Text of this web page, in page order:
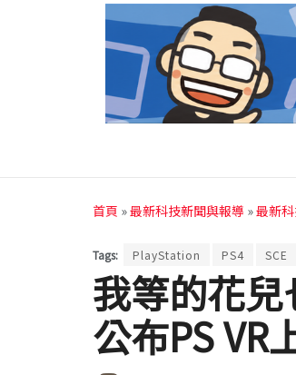
首頁 »最新科技新聞與報導 »最新
Tags: PlayStation PS4 SCE
我等的花
公布PS VR